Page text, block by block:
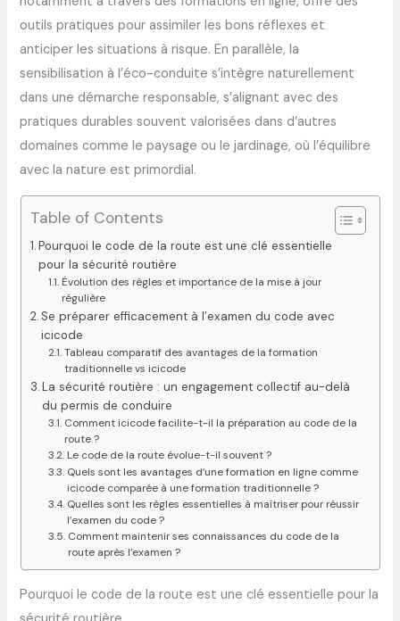
outils pratiques pour assimiler les bons réflexes et
anticiper les situations à risque. En parallèle, la
sensibilisation à l’éco-conduite s’intègre naturellement
dans une démarche responsable, s’alignant avec des
pratiques durables souvent valorisées dans d’autres
domaines comme le paysage ou le jardinage, où l’équilibre
avec la nature est primordial.
Table of Contents
Pourquoi le code de la route est une clé essentielle
pour la sécurité routière
Évolution des règles et importance de la mise à jour
régulière
Se préparer efficacement à l’examen du code avec
icicode
Tableau comparatif des avantages de la formation
traditionnelle vs icicode
La sécurité routière : un engagement collectif au-delà
du permis de conduire
Comment icicode facilite-t-il la préparation au code de la
route ?
Le code de la route évolue-t-il souvent ?
Quels sont les avantages d’une formation en ligne comme
icicode comparée à une formation traditionnelle ?
Quelles sont les règles essentielles à maîtriser pour réussir
l’examen du code ?
Comment maintenir ses connaissances du code de la
route après l’examen ?
Pourquoi le code de la route est une clé essentielle pour la